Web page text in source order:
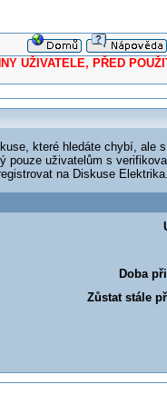
PŘED
které hledáte chybí, ale
pouze uživatelům s
na Diskuse
Doba
Zůstat stále